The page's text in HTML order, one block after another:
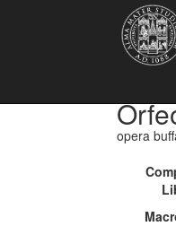
opera